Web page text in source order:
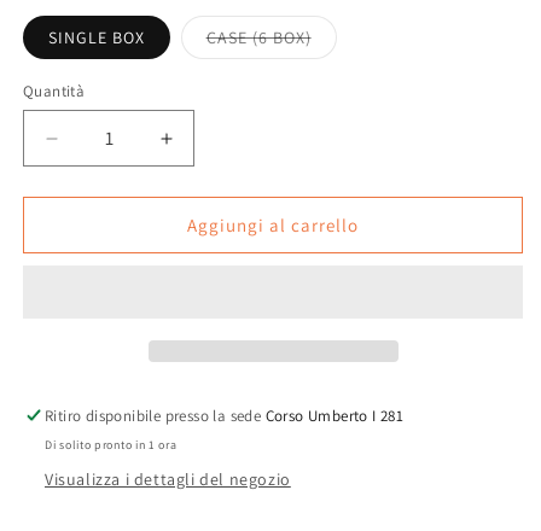
SINGLE BOX CASE (6 BOX)Variante
esaurita
Quantità
Diminuisci
quantità
per
TCG
SV8.5
(ITA)
Aumenta
quantità
per
Pokémon
TCG
SV8.5
(ITA)
Aggiungi al carrello
Ritiro disponibile presso la sede Corso Umberto I 281
Di solito pronto in 1 ora
Visualizza i dettagli del negozio